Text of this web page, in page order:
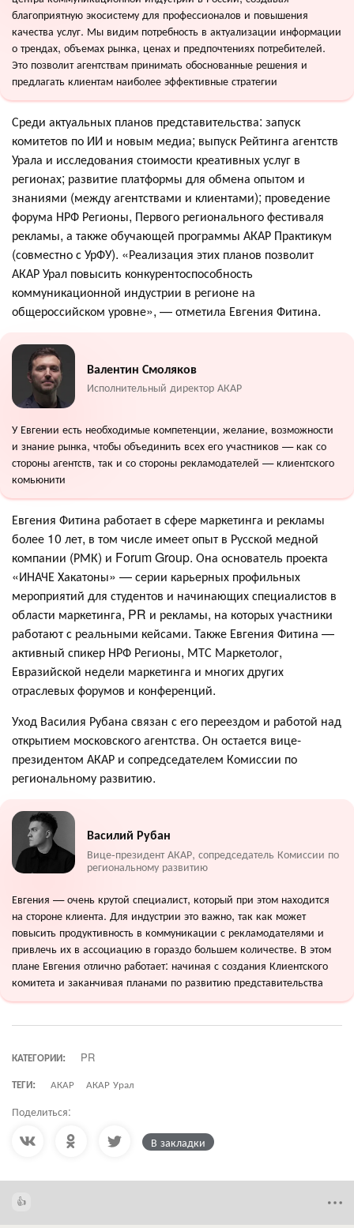
благоприятную экосистему для профессионалов и повышения
качества услуг. Мы видим потребность в актуализации информации
о трендах, объемах рынка, ценах и предпочтениях потребителей.
Это позволит агентствам принимать обоснованные решения и
предлагать клиентам наиболее эффективные стратегии
Среди актуальных планов представительства: запуск
комитетов по ИИ и новым медиа; выпуск Рейтинга агентств
Урала и исследования стоимости креативных услуг в
регионах; развитие платформы для обмена опытом и
знаниями (между агентствами и клиентами); проведение
форума НРФ Регионы, Первого регионального фестиваля
рекламы, а также обучающей программы АКАР Практикум
(совместно с УрФУ). «Реализация этих планов позволит
АКАР Урал повысить конкурентоспособность
коммуникационной индустрии в регионе на
общероссийском уровне», — отметила Евгения Фитина.
Валентин Смоляков
Исполнительный директор АКАР
У Евгении есть необходимые компетенции, желание, возможности
и знание рынка, чтобы объединить всех его участников — как со
стороны агентств, так и со стороны рекламодателей — клиентского
комьюнити
Евгения Фитина работает в сфере маркетинга и рекламы
более 10 лет, в том числе имеет опыт в Русской медной
компании (РМК) и Forum Group. Она основатель проекта
«ИНАЧЕ Хакатоны» — серии карьерных профильных
мероприятий для студентов и начинающих специалистов в
области маркетинга, PR и рекламы, на которых участники
работают с реальными кейсами. Также Евгения Фитина —
активный спикер НРФ Регионы, МТС Маркетолог,
Евразийской недели маркетинга и многих других
отраслевых форумов и конференций.
Уход Василия Рубана связан с его переездом и работой над
открытием московского агентства. Он остается вице-
президентом АКАР и сопредседателем Комиссии по
региональному развитию.
Василий Рубан
Вице-президент АКАР, сопредседатель Комиссии по
региональному развитию
Евгения — очень крутой специалист, который при этом находится
на стороне клиента. Для индустрии это важно, так как может
повысить продуктивность в коммуникации с рекламодателями и
привлечь их в ассоциацию в гораздо большем количестве. В этом
плане Евгения отлично работает: начиная с создания Клиентского
комитета и заканчивая планами по развитию представительства
КАТЕГОРИИ:
PR
ТЕГИ:
АКАР АКАР Урал
Поделиться:
В закладки